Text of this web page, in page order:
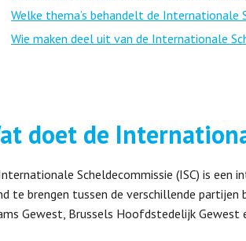
Welke thema’s behandelt de Internationale
Wie maken deel uit van de Internationale
doet de
Scheldecommissie (ISC) is
te brengen tussen de verschillende partijen
Gewest, Brussels Hoofdstedelijk Gewest